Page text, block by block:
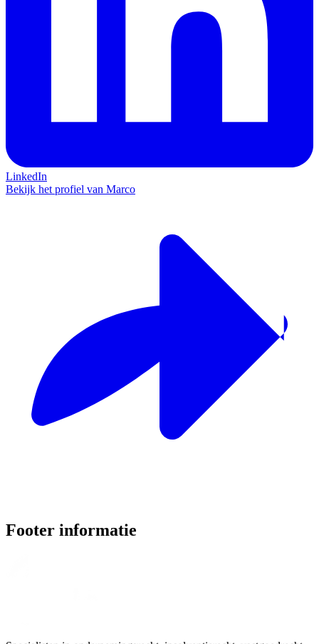
LinkedIn
Bekijk het profiel van Marco
Footer informatie